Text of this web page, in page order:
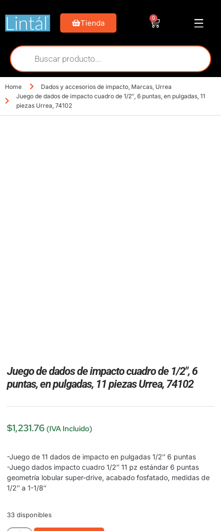
Tienda
0
Home Dados y accesorios de impacto, Marcas, Urrea
Juego de dados de impacto cuadro de 1/2″, 6 puntas, en pulgadas, 11
piezas Urrea, 74102
Juego de dados de impacto cuadro de 1/2″, 6
puntas, en pulgadas, 11 piezas Urrea, 74102
$1,231.76 (IVA Incluido)
-Juego de 11 dados de impacto en pulgadas 1/2″ 6 puntas
-Juego dados impacto cuadro 1/2″ 11 pz estándar 6 puntas
geometría lobular super-drive, acabado fosfatado, medidas de
1/2″ a 1-1/8″
33 disponibles